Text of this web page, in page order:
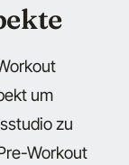
um
zu
Workout